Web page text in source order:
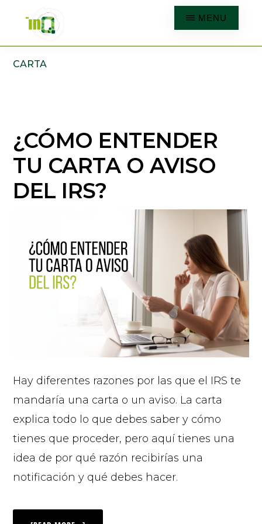
main
content
Centro
MENU
CARTA
¿CÓMO ENTENDER
TU CARTA O AVISO
DEL IRS?
Hay diferentes razones por las que el IRS te
mandaría una carta o un aviso. La carta
explica todo lo que debes saber y cómo
tienes que proceder, pero aquí tienes una
idea de por qué razón recibirías una
notificación y qué debes hacer.